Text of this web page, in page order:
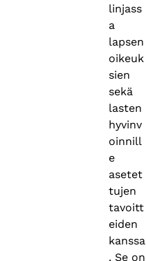
linjass
a
lapsen
oikeuk
sien
sekä
lasten
hyvinv
oinnill
e
asetet
tujen
tavoitt
eiden
kanssa
. Se on